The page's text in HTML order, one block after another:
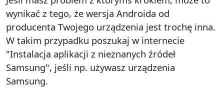
wynikać z tego, że wersja Androida od
producenta Twojego urządzenia jest trochę inna.
W takim przypadku poszukaj w internecie
"Instalacja aplikacji z nieznanych źródeł
Samsung", jeśli np. używasz urządzenia
Samsung.